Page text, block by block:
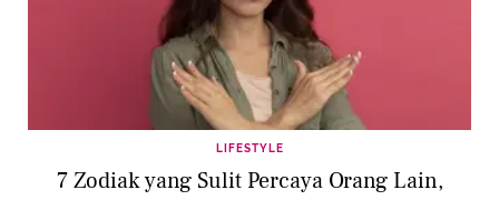
LIFESTYLE
7 Zodiak yang Sulit Percaya Orang Lain,